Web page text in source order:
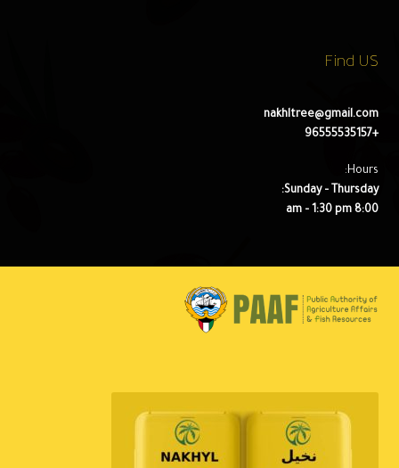
Find US
nakhltree@gmail.com
+96555535157
Hours:
Sunday – Thursday:
8:00 am – 1:30 pm